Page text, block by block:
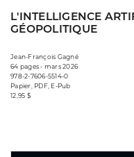
L'INTELLIGENCE
GÉOPOLITIQUE
Jean-François Gagné
64 pages • mars 2026
978-2-7606-5514-0
Papier, PDF, E-Pub
12,95 $